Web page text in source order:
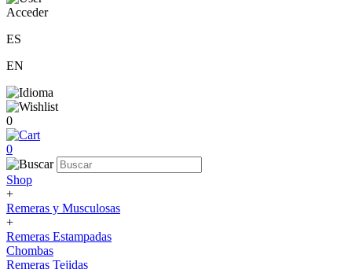
Acceder
ES
EN
0
0
Shop
+
Remeras y Musculosas
+
Remeras Estampadas
Chombas
Remeras Tejidas